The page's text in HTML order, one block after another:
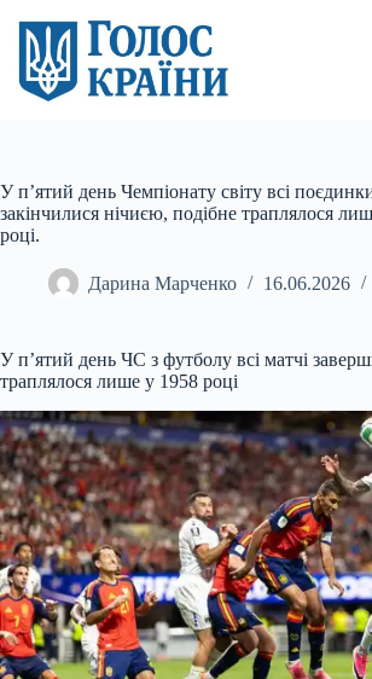
вмісту
У п’ятий день Чемпіонату світу всі
закінчилися нічиєю, подібне траплялося
році.
Дарина Марченко 16.06.2026
У п’ятий день ЧС з футболу всі матчі
траплялося лише у 1958 році